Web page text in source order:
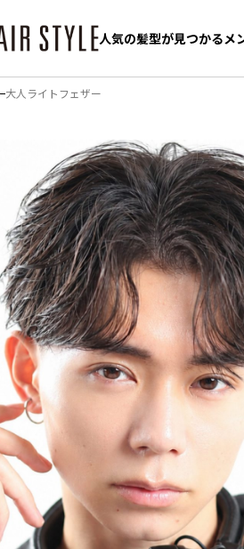
人気の髪型が見つかるメ
人気の髪型が見つかるメ
大人ライトフェザー